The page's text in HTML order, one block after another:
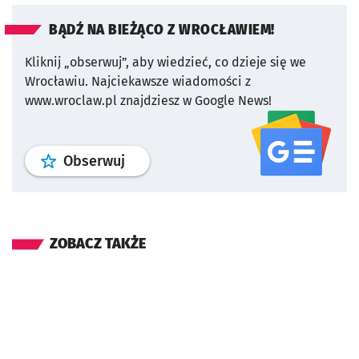
BĄDŹ NA BIEŻĄCO Z WROCŁAWIEM!
Kliknij „obserwuj”, aby wiedzieć, co dzieje się we
Wrocławiu. Najciekawsze wiadomości z
www.wroclaw.pl znajdziesz w Google News!
Obserwuj profil serwisu
ZOBACZ TAKŻE